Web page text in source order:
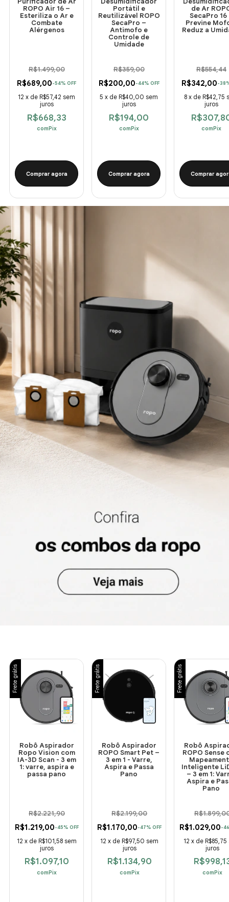
ROPO Air 16 –
Esteriliza o Ar e
Combate
Alérgenos
R$689,00-54% OFF
R$1.499,00
R$668,33
comPix
12 x de R$57,42 sem
juros
Comprar agora
Portátil e
Reutilizável ROPO
SecaPro –
Antimofo e
Controle de
Umidade
R$200,00-44% OFF
R$359,00
R$194,00
comPix
5 x de R$40,00 sem
juros
Comprar agora
de Ar
SecaPro 16
Previne
Reduz a
R$342,00-38
R$554,44
comPix
8 x de R$42,75
juros
Comprar
Frete grátis
Robô Aspirador
Ropo Vision com
IA-3D Scan - 3 em
1: varre, aspira e
passa pano
R$1.219,00-45% OFF
R$2.221,90
R$1.097,10
comPix
12 x de R$101,58 sem
juros
Frete grátis
Robô Aspirador
ROPO Smart Pet –
3 em 1 - Varre,
Aspira e Passa
Pano
R$1.170,00-47% OFF
R$2.199,00
R$1.134,90
comPix
12 x de R$97,50 sem
juros
Frete grátis
Robô
ROPO Sense
Inteligente
– 3 em 1:
Aspira e
Pano
R$1.029,00-46
comPix
12 x de R$85,75
juros